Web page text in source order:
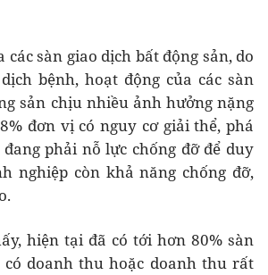
các sàn giao dịch bất động sản, do
bệnh, hoạt động của các sàn
sản chịu nhiều ảnh hưởng nặng
đơn vị có nguy cơ giải thể, phá
phải nỗ lực chống đỡ để duy
nghiệp còn khả năng chống đỡ,
hiện tại đã có tới hơn 80% sàn
có doanh thu hoặc doanh thu rất